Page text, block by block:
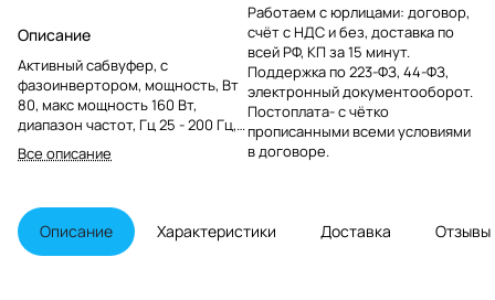
Описание
Активный сабвуфер, с
фазоинвертором, мощность, Вт
80, макс мощность 160 Вт,
диапазон частот, Гц 25 - 200 Гц,
частота разделения кроссовера
50 - 150 Гц, НЧ-излучатель, мм
размеры (ШхВхГ) 260 × 350 × 350
мм, вес 8.5 кг
Все описание
Работаем с юрлицами: договор,
счёт с НДС и без, доставка по
всей РФ, КП за 15 минут.
Поддержка по 223-ФЗ, 44-ФЗ,
электронный документооборот.
Постоплата- с чётко
прописанными всеми условиями
в договоре.
Описание Характеристики Доставка Отзывы